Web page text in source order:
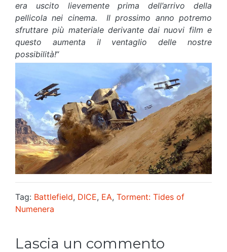
era uscito lievemente prima dell’arrivo della
pellicola nei cinema. Il prossimo anno potremo
sfruttare più materiale derivante dai nuovi film e
questo aumenta il ventaglio delle nostre
possibilità!“
Tag: Battlefield, DICE, EA, Torment: Tides of
Numenera
Lascia un commento